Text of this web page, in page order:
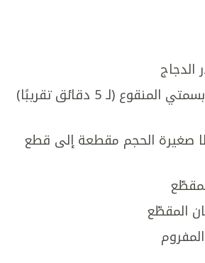
500 غرام من أرز بسمتي المنقوع (لـ 5 دقائق تقريبًا)
صغيرة الحجم مقطعة إلى قطع